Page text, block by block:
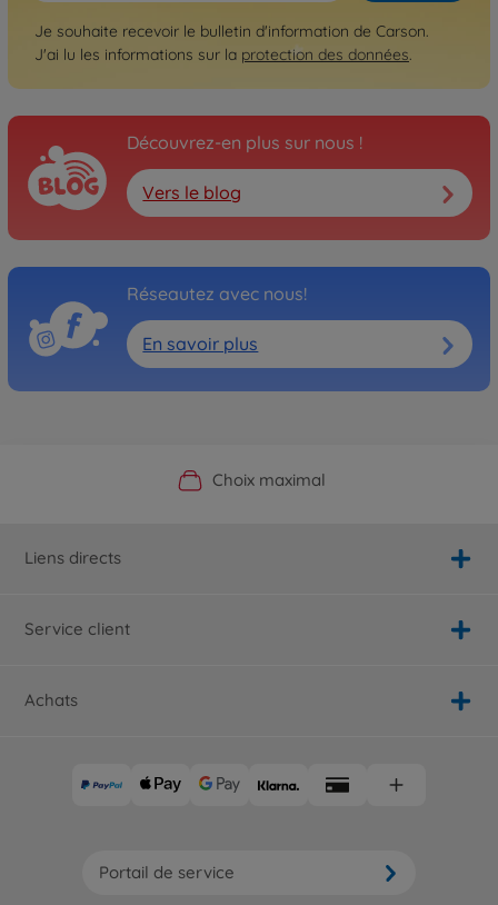
Je souhaite recevoir le bulletin d'information de Carson.
J'ai lu les informations sur la protection des données.
Découvrez-en plus sur nous !
Vers le blog
Réseautez avec nous!
En savoir plus
Boutique officielle du fabricant
Choix maximal
Service personnalisé
Livraison rapide
Liens directs
Service client
Achats
Portail de service